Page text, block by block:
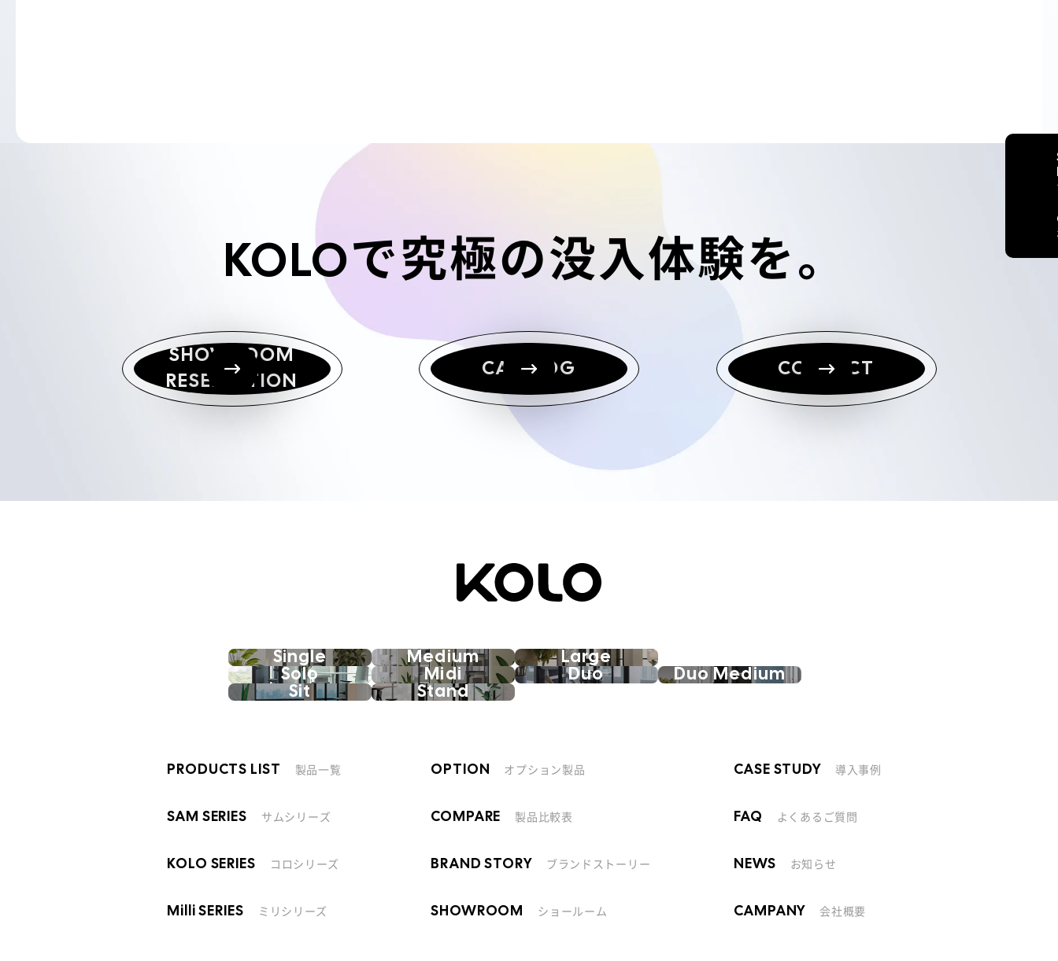
KOLOで究極の没入体験を。
SHOWROOM
RESERVATION
CATALOG CONTACT
Single Medium
Large
Solo
Midi Duo
Duo Medium
Sit
Stand
PRODUCTS LIST 製品一覧
SAM SERIES サムシリーズ
KOLO SERIES コロシリーズ
Milli SERIES ミリシリーズ
OPTION オプション製品
COMPARE 製品比較表
BRAND STORY ブランドストーリー
SHOWROOM ショールーム
CASE STUDY 導入事例
FAQ よくあるご質問
NEWS お知らせ
CAMPANY 会社概要